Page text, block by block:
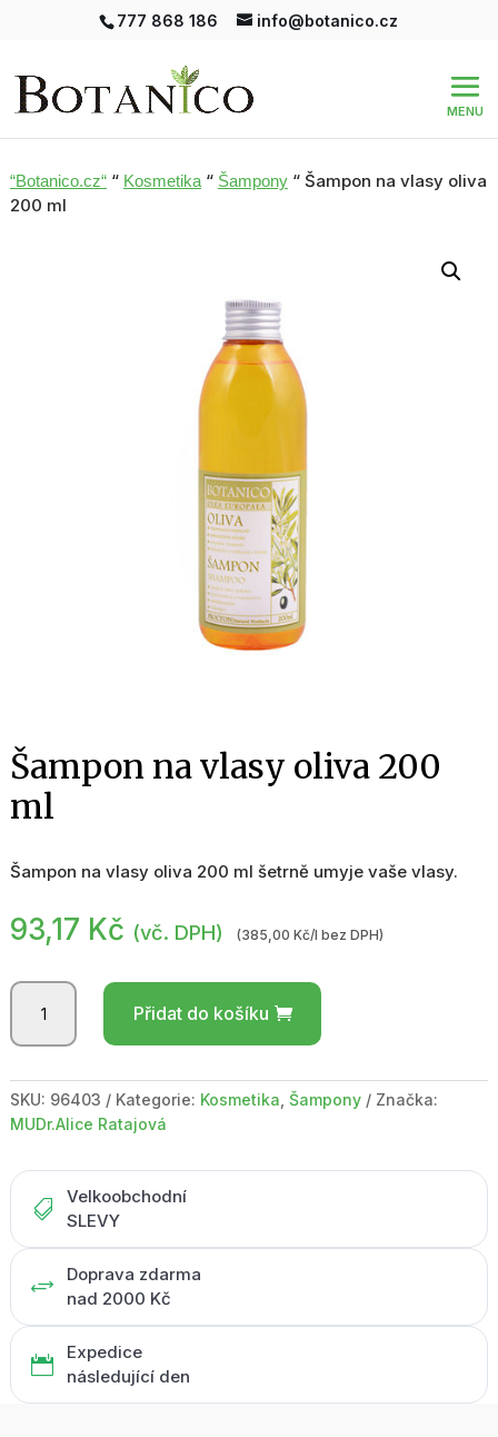
777 868 186 info@botanico.cz
“Botanico.cz““ Kosmetika“ Šampony“ Šampon na vlasy oliva
200 ml
Šampon na vlasy oliva 200
ml
Šampon na vlasy oliva 200 ml šetrně umyje vaše vlasy.
93,17 Kč (vč. DPH) (385,00 Kč/l bez DPH)
Šampon
vlasy
200
ml
Přidat do košíku
SKU: 96403 Kategorie: Kosmetika Šampony
Značka:
MUDr.Alice Ratajová

Velkoobchodní
SLEVY
+
Doprava zdarma
nad 2000 Kč

Expedice
následující den